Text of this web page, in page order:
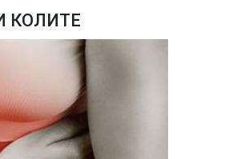
КОЛИТЕ